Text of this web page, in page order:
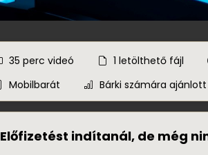
35 perc videó 1 letölthető fájl
Mobilbarát
Bárki számára ajánlott
Előfizetést indítanál, de még